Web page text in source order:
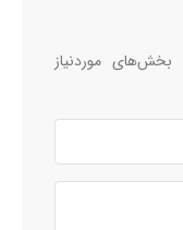
بخش‌های موردنیاز